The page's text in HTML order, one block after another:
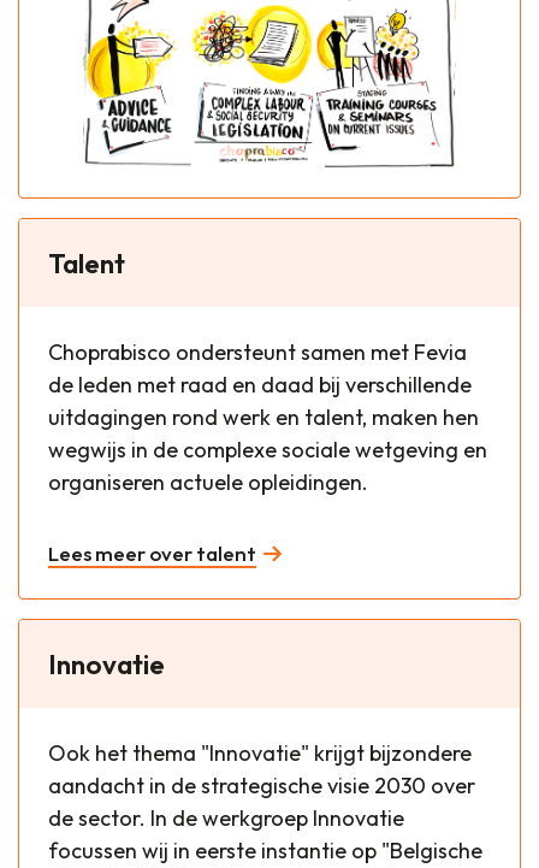
Talent
Choprabisco ondersteunt samen met Fevia
de leden met raad en daad bij verschillende
uitdagingen rond werk en talent, maken hen
wegwijs in de complexe sociale wetgeving en
organiseren actuele opleidingen.
Lees meer over talent
Innovatie
Ook het thema "Innovatie" krijgt bijzondere
aandacht in de strategische visie 2030 over
de sector. In de werkgroep Innovatie
focussen wij in eerste instantie op "Belgische